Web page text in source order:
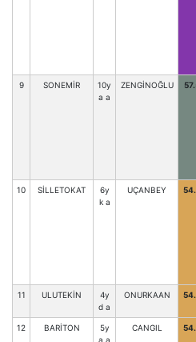
9 SONEMİR
10y
a a
ZENGİNOĞLU
10 SİLLETOKAT
6y
k a
UÇANBEY
11 ULUTEKİN
4y
d a
ONURKAAN
12 BARİTON
5y
a a
CANGIL